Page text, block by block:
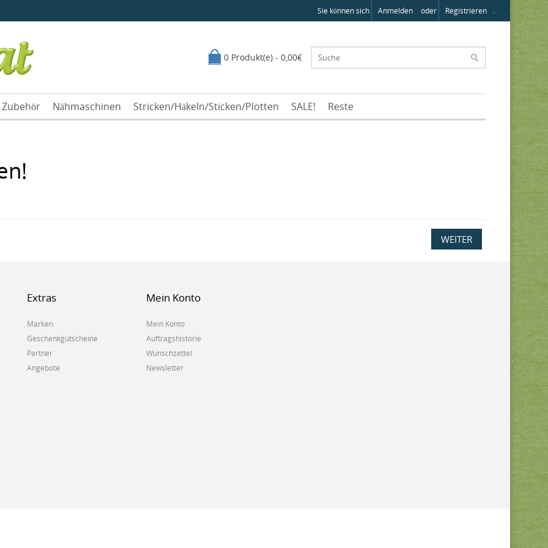
Sie können sich Anmelden oder Registrieren .
0 Produkt(e) - 0,00€
Zubehör Nähmaschinen Stricken/Häkeln/Sticken/Plotten SALE! Reste
WEITER
Extras
Marken
Geschenkgutscheine
Partner
Angebote
Mein Konto
Mein Konto
Auftragshistorie
Wunschzettel
Newsletter